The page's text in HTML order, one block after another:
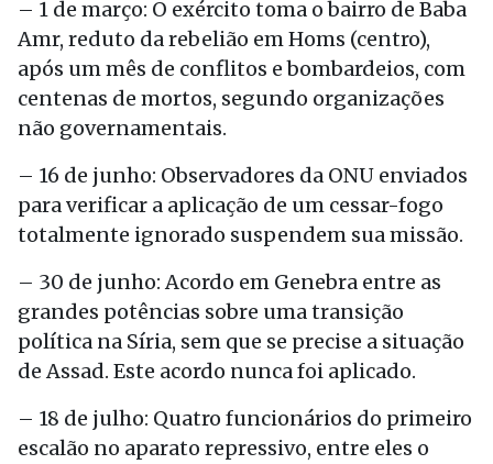
– 1 de março: O exército toma o bairro de Baba
Amr, reduto da rebelião em Homs (centro),
após um mês de conflitos e bombardeios, com
centenas de mortos, segundo organizações
não governamentais.
– 16 de junho: Observadores da ONU enviados
para verificar a aplicação de um cessar-fogo
totalmente ignorado suspendem sua missão.
– 30 de junho: Acordo em Genebra entre as
grandes potências sobre uma transição
política na Síria, sem que se precise a situação
de Assad. Este acordo nunca foi aplicado.
– 18 de julho: Quatro funcionários do primeiro
escalão no aparato repressivo, entre eles o